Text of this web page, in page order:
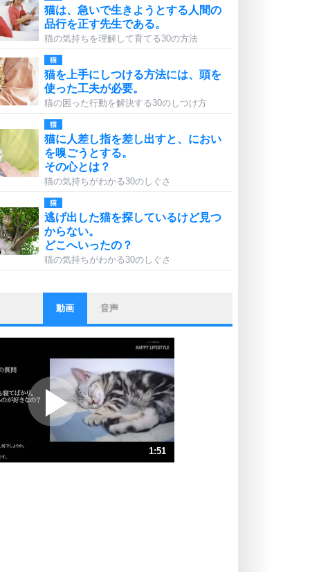
猫は、急いで生きようとする人間の
品行を正す先生である。
猫の気持ちを理解して育てる30の方法
猫
猫を上手にしつける方法には、頭を
使った工夫が必要。
猫の困った行動を解決する30のしつけ方
猫
猫に人差し指を差し出すと、におい
を嗅ごうとする。
その心とは？
猫の気持ちがわかる30のしぐさ
猫
逃げ出した猫を探しているけど見つ
からない。
どこへいったの？
猫の気持ちがわかる30のしぐさ
ストレス対策
他人と比べない。
いっそのこと、他人を見ない。
プラス思考
ポジティブになれない原因は、行動
しないから。
ポジティブ思考になる30の方法
ストレス対策
動画 音声
1:51